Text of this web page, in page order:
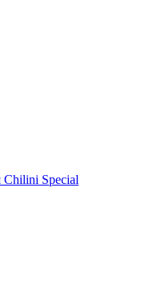
Chilini Special